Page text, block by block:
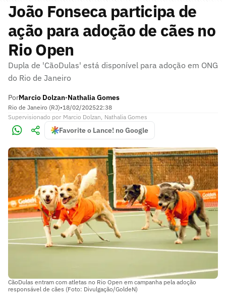
João Fonseca participa de
ação para adoção de cães no
Rio Open
Dupla de 'CãoDulas' está disponível para adoção em ONG
do Rio de Janeiro
PorMarcio Dolzan•Nathalia Gomes
Rio de Janeiro (RJ)•18/02/202522:38
Supervisionado por Marcio Dolzan, Nathalia Gomes
Favorite o Lance! no Google
CãoDulas entram com atletas no Rio Open em campanha pela adoção
responsável de cães (Foto: Divulgação/GoldeN)